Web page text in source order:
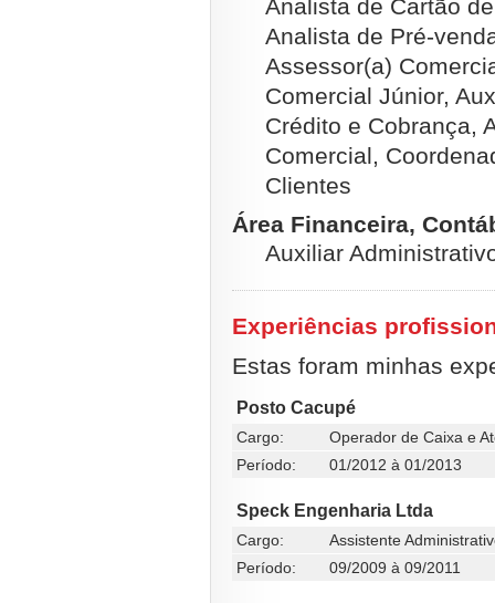
Analista de Cartão
Analista de Pré-
Assessor(a)
Comercial Júnior,
Crédito e Cobrança,
Comercial,
Clientes
Área Financeira,
Auxiliar
Experiências
Estas foram minhas
Posto Cacupé
Cargo:
Operador de Caixa e
Período:
01/2012 à 01/2013
Speck Engenharia Ltda
Cargo:
Assistente
Período:
09/2009 à 09/2011